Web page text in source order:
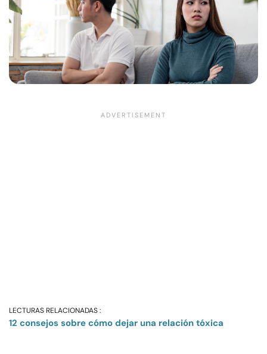
LECTURAS RELACIONADAS :
12 consejos sobre cómo dejar una relación tóxica